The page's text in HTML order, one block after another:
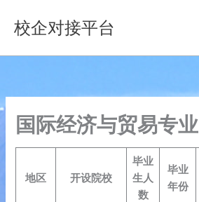
容
校企对接平台
国际经济与贸易专业
地区 开设院校
毕业
生人
数
毕业
年份